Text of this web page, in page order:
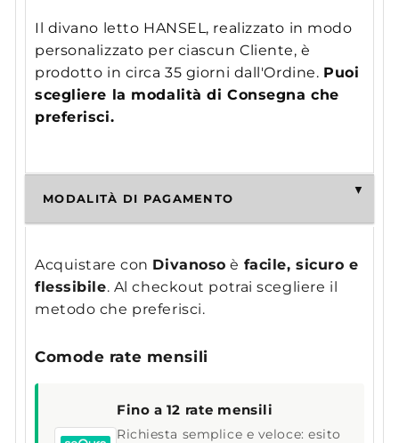
Il divano letto HANSEL, realizzato in modo
personalizzato per ciascun Cliente, è
prodotto in circa 35 giorni dall'Ordine. Puoi
scegliere la modalità di Consegna che
preferisci.
MODALITÀ DI PAGAMENTO
Acquistare con Divanoso è facile, sicuro e
flessibile. Al checkout potrai scegliere il
metodo che preferisci.
Comode rate mensili
Fino a 12 rate mensili
Richiesta semplice e veloce: esito